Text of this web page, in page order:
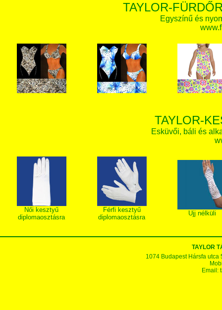
TAYLOR-
Egyszínű és
TAYLOR-
Esküvői, báli és
Női kesztyű
diplomaosztásra
Férfi kesztyű
diplomaosztásra
Ujj nélküli
TAYLOR
1074 Budapest Hársfa utca
Email: